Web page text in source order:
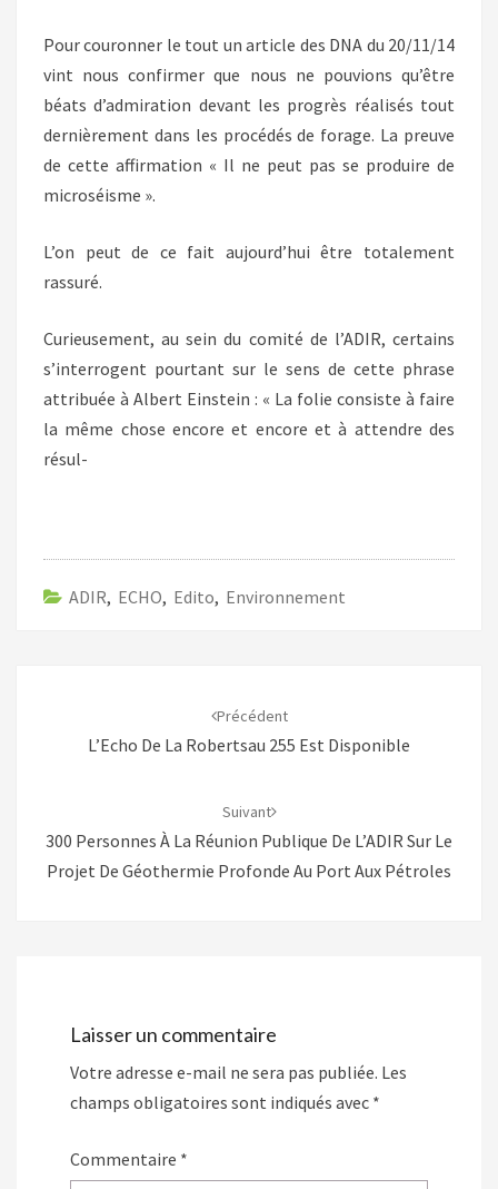
Pour couronner le tout un article des DNA du 20/11/14
vint nous confirmer que nous ne pouvions qu’être
béats d’admiration devant les progrès réalisés tout
dernièrement dans les procédés de forage. La preuve
de cette affirmation « Il ne peut pas se produire de
microséisme ».
L’on peut de ce fait aujourd’hui être totalement
rassuré.
Curieusement, au sein du comité de l’ADIR, certains
s’interrogent pourtant sur le sens de cette phrase
attribuée à Albert Einstein : « La folie consiste à faire
la même chose encore et encore et à attendre des
résul-
ADIR, ECHO, Edito, Environnement
Précédent
L’Echo De La Robertsau 255 Est Disponible
Suivant
300 Personnes À La Réunion Publique De L’ADIR Sur Le
Projet De Géothermie Profonde Au Port Aux Pétroles
Laisser un commentaire
Votre adresse e-mail ne sera pas publiée. Les
champs obligatoires sont indiqués avec *
Commentaire *